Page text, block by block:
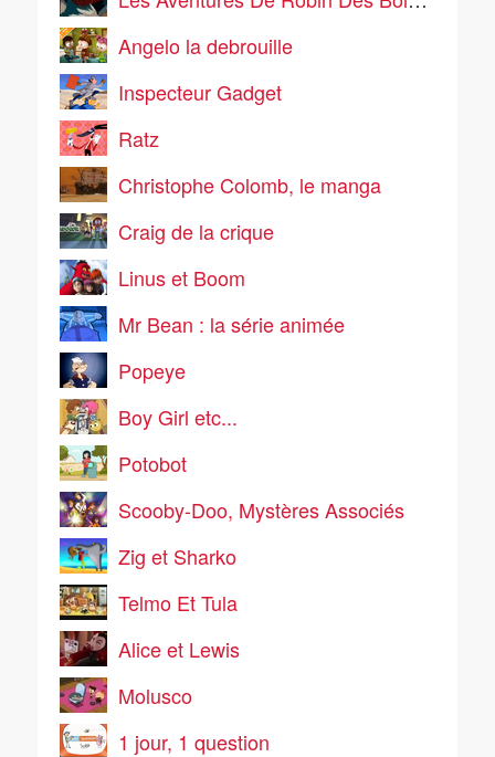
Angelo la debrouille
Inspecteur Gadget
Ratz
Christophe Colomb, le manga
Craig de la crique
Linus et Boom
Mr Bean : la série animée
Popeye
Boy Girl etc...
Potobot
Scooby-Doo, Mystères Associés
Zig et Sharko
Telmo Et Tula
Alice et Lewis
Molusco
1 jour, 1 question